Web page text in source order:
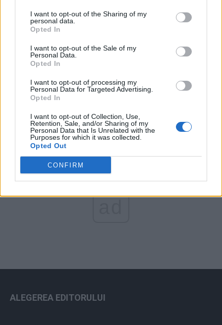
I want to opt-out of the Sharing of my
personal data.
Opted In
I want to opt-out of the Sale of my
Personal Data.
Opted In
I want to opt-out of processing my
Personal Data for Targeted Advertising.
Opted In
I want to opt-out of Collection, Use,
Retention, Sale, and/or Sharing of my
Personal Data that Is Unrelated with the
Purposes for which it was collected.
Opted Out
CONFIRM
România pe Primul Loc (Ponta)
Arhiva sondajelor
ALEGEREA EDITORULUI